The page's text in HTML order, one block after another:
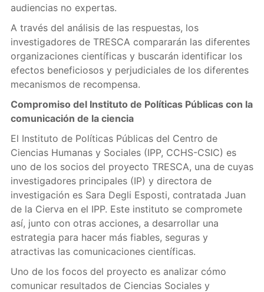
audiencias no expertas.
A través del análisis de las respuestas, los
investigadores de TRESCA compararán las diferentes
organizaciones científicas y buscarán identificar los
efectos beneficiosos y perjudiciales de los diferentes
mecanismos de recompensa.
Compromiso del Instituto de Políticas Públicas con la
comunicación de la ciencia
El Instituto de Políticas Públicas del Centro de
Ciencias Humanas y Sociales (IPP, CCHS-CSIC) es
uno de los socios del proyecto TRESCA, una de cuyas
investigadores principales (IP) y directora de
investigación es Sara Degli Esposti, contratada Juan
de la Cierva en el IPP. Este instituto se compromete
así, junto con otras acciones, a desarrollar una
estrategia para hacer más fiables, seguras y
atractivas las comunicaciones científicas.
Uno de los focos del proyecto es analizar cómo
comunicar resultados de Ciencias Sociales y